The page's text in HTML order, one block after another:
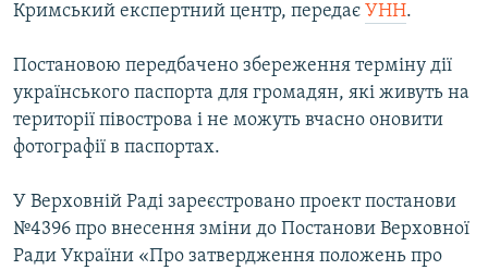
Кримський експертний центр, передає УНН.
Постановою передбачено збереження терміну дії
українського паспорта для громадян, які живуть на
території півострова і не можуть вчасно оновити
фотографії в паспортах.
У Верховній Раді зареєстровано проект постанови
№4396 про внесення зміни до Постанови Верховної
Ради України «Про затвердження положень про